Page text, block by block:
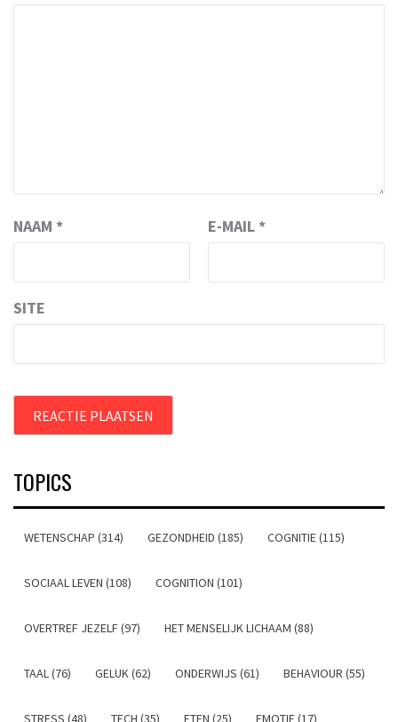
NAAM * E-MAIL *
SITE
TOPICS
WETENSCHAP (314) GEZONDHEID (185) COGNITIE (115)
SOCIAAL LEVEN (108) COGNITION (101)
OVERTREF JEZELF (97) HET MENSELIJK LICHAAM (88)
TAAL (76) GELUK (62) ONDERWIJS (61) BEHAVIOUR (55)
STRESS (48) TECH (35) ETEN (25) EMOTIE (17)